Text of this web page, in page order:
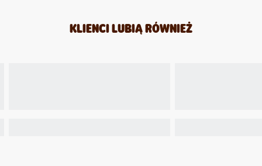
KLIENCI LUBIĄ RÓWNIEŻ